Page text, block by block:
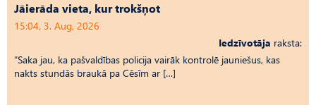
Jāierāda vieta, kur trokšņot
15:04, 3. Aug, 2026
Iedzīvotāja raksta:
“Saka jau, ka pašvaldības policija vairāk kontrolē jauniešus, kas
nakts stundās braukā pa Cēsīm ar […]